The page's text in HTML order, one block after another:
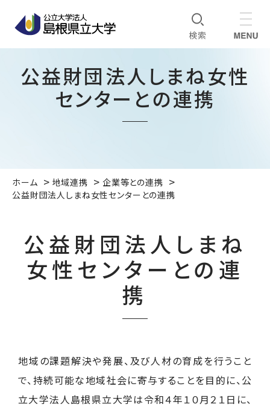
公益財団法人しまね女性
センターとの連携
ホーム 地域連携
企業等との連携
公益財団法人しまね女性センターとの連携
公益財団法人しまね
女性センターとの連
携
地域の課題解決や発展、及び人材の育成を行うこと
で、持続可能な地域社会に寄与することを目的に、公
立大学法人島根県立大学は令和４年１０月２１日に、